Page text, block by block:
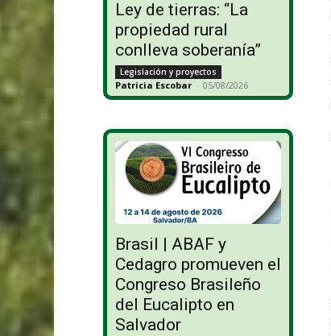
Ley de tierras: “La
propiedad rural
conlleva soberanía”
Legislación y proyectos
Patricia Escobar - 05/08/2026
Brasil | ABAF y
Cedagro promueven el
Congreso Brasileño
del Eucalipto en
Salvador